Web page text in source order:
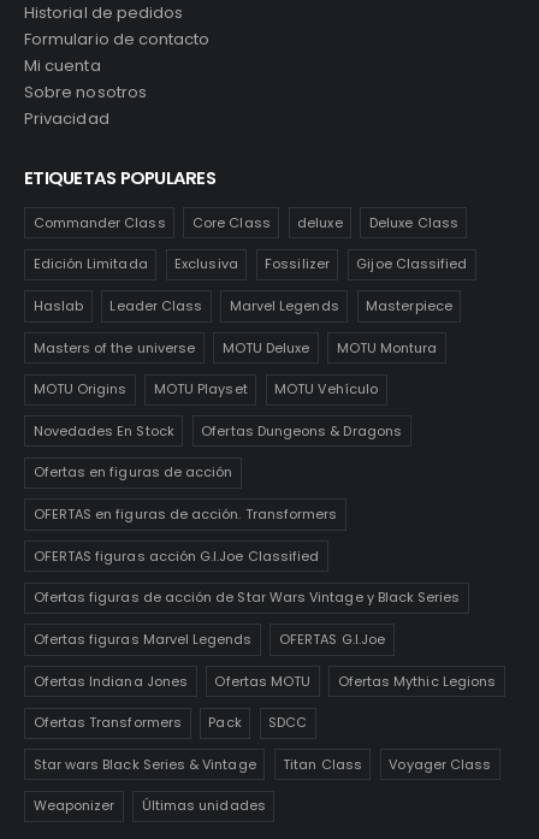
Historial de pedidos
Formulario de contacto
Mi cuenta
Sobre nosotros
Privacidad
ETIQUETAS POPULARES
Commander Class Core Class deluxe Deluxe Class
Edición Limitada Exclusiva Fossilizer Gijoe Classified
Haslab Leader Class Marvel Legends Masterpiece
Masters of the universe MOTU Deluxe MOTU Montura
MOTU Origins MOTU Playset MOTU Vehículo
Novedades En Stock Ofertas Dungeons & Dragons
Ofertas en figuras de acción
OFERTAS en figuras de acción. Transformers
OFERTAS figuras acción G.I.Joe Classified
Ofertas figuras de acción de Star Wars Vintage y Black Series
Ofertas figuras Marvel Legends OFERTAS G.I.Joe
Ofertas Indiana Jones Ofertas MOTU Ofertas Mythic Legions
Ofertas Transformers Pack SDCC
Star wars Black Series & Vintage Titan Class Voyager Class
Weaponizer Últimas unidades